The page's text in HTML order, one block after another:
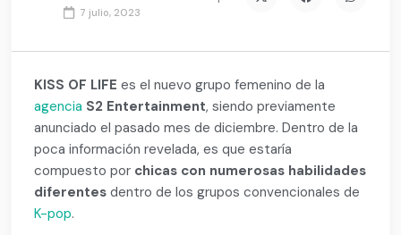
7 julio, 2023
KISS OF LIFE es el nuevo grupo femenino de la
agencia S2 Entertainment, siendo previamente
anunciado el pasado mes de diciembre. Dentro de la
poca información revelada, es que estaría
compuesto por chicas con numerosas habilidades
diferentes dentro de los grupos convencionales de
K-pop.